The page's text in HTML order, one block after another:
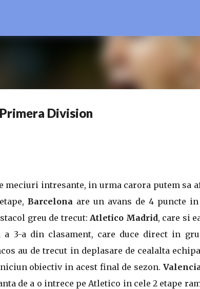
Division
meciuri intresante, in urma carora putem sa
Barcelona are un avans de 4 puncte
greu de trecut: Atletico Madrid, care si
3-a din clasament, care duce direct in
au de trecut in deplasare de cealalta
obiectiv in acest final de sezon.
de a o intrece pe Atletico in cele 2 etape